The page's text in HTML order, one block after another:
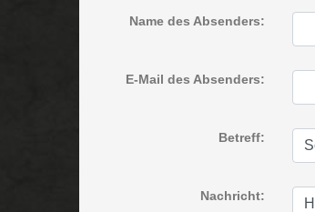
Name des Absenders:
E-Mail des Absenders:
Betreff:
Nachricht: